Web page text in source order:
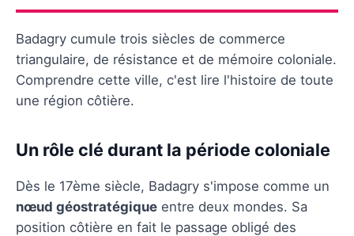
Badagry cumule trois siècles de commerce
triangulaire, de résistance et de mémoire coloniale.
Comprendre cette ville, c'est lire l'histoire de toute
une région côtière.
Un rôle clé durant la période coloniale
Dès le 17ème siècle, Badagry s'impose comme un
nœud géostratégique entre deux mondes. Sa
position côtière en fait le passage obligé des